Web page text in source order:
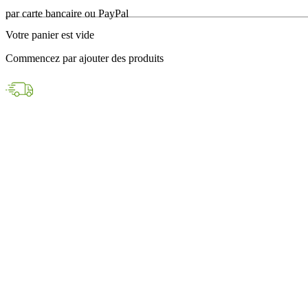
en 24h avec DPD
Paiements sécurisés
par carte bancaire ou PayPal
Votre panier est vide
Commencez par ajouter des produits